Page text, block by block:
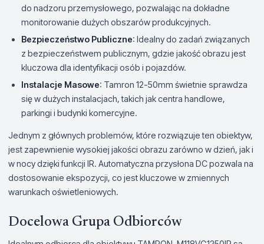
do nadzoru przemysłowego, pozwalając na dokładne
monitorowanie dużych obszarów produkcyjnych.
Bezpieczeństwo Publiczne: Idealny do zadań związanych
z bezpieczeństwem publicznym, gdzie jakość obrazu jest
kluczowa dla identyfikacji osób i pojazdów.
Instalacje Masowe: Tamron 12-50mm świetnie sprawdza
się w dużych instalacjach, takich jak centra handlowe,
parkingi i budynki komercyjne.
Jednym z głównych problemów, które rozwiązuje ten obiektyw,
jest zapewnienie wysokiej jakości obrazu zarówno w dzień, jak i
w nocy dzięki funkcji IR. Automatyczna przysłona DC pozwala na
dostosowanie ekspozycji, co jest kluczowe w zmiennych
warunkach oświetleniowych.
Docelowa Grupa Odbiorców